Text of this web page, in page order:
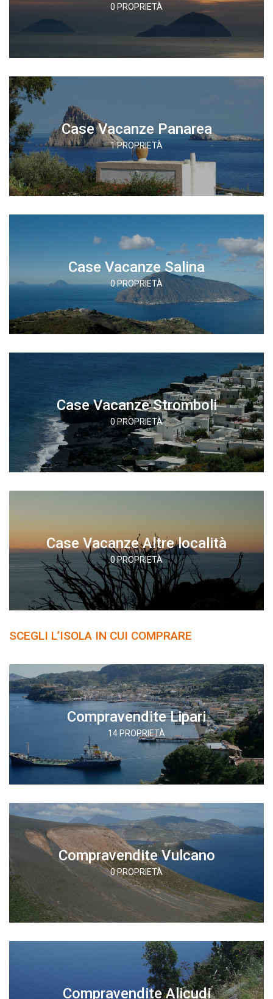
0 PROPRIETÀ
Case Vacanze Panarea
1 PROPRIETÀ
Case Vacanze Salina
0 PROPRIETÀ
Case Vacanze Stromboli
0 PROPRIETÀ
Case Vacanze Altre località
0 PROPRIETÀ
SCEGLI L’ISOLA IN CUI COMPRARE
Compravendite Lipari
14 PROPRIETÀ
Compravendite Vulcano
0 PROPRIETÀ
Compravendite Alicudi